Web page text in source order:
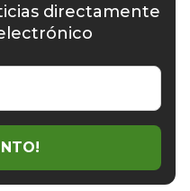
directamente